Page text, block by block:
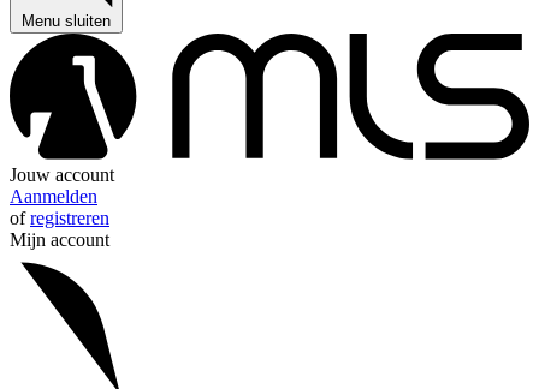
Menu sluiten
Jouw account
Aanmelden
ofregistreren
Mijn account